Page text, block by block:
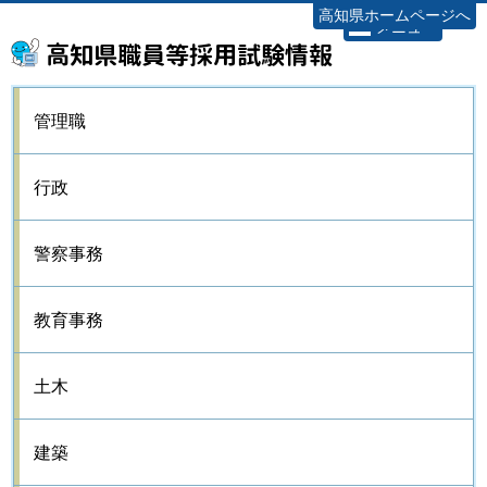
高知県職員等採用試験情報
高知県ホームページへ
メニュー
管理職
行政
警察事務
教育事務
土木
建築